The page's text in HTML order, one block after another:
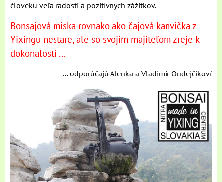
človeku veľa radosti a pozitívnych zážitkov.
Bonsajová miska rovnako ako čajová kanvička z
Yixingu nestare, ale so svojim majiteľom zreje k
dokonalosti ...
... odporúčajú Alenka a Vladimír Ondejčíkoví